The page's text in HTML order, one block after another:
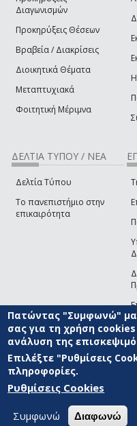
Διαγωνισμών
Προκηρύξεις Θέσεων
Βραβεία / Διακρίσεις
Διοικητικά Θέματα
Μεταπτυχιακά
Φοιτητική Μέριμνα
ΔΕΛΤΙΑ ΤΥΠΟΥ / ΝΕΑ
Δελτία Τύπου
Το πανεπιστήμιο στην
επικαιρότητα
© ΠΑΝΕΠΙΣΤΗΜΙΟ ΑΙΓΑΙΟΥ ΟΡΟΙ
ΑΝΑΠΤΥΞΗΣ
Πατώντας "Συμφωνώ"
σας για τη χρήση
ανάλυση της
Επιλέξτε "Ρυθμίσεις
πληροφορίες.
Ρυθμίσεις Cookies
Συμφωνώ Διαφωνώ